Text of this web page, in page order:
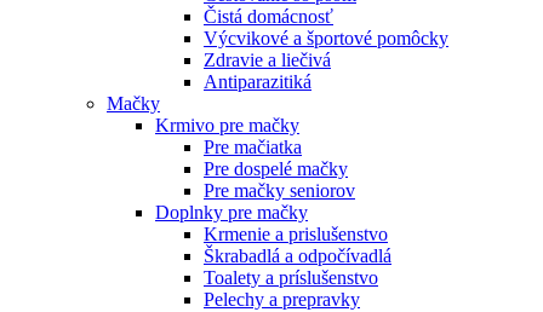
Čistá domácnosť
Výcvikové a športové pomôcky
Zdravie a liečivá
Antiparazitiká
Mačky
Krmivo pre mačky
Pre mačiatka
Pre dospelé mačky
Pre mačky seniorov
Doplnky pre mačky
Krmenie a prislušenstvo
Škrabadlá a odpočívadlá
Toalety а príslušenstvo
Pelechy a prepravky